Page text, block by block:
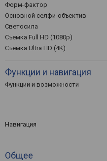
Форм-фактор
Основной селфи-объектив
Светосила
Съемка Full HD (1080p)
Съемка Ultra HD (4K)
Функции и навигация
Функции и возможности
Навигация
Общее